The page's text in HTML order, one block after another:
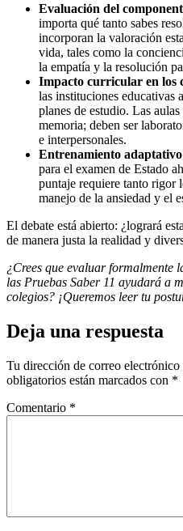
Evaluación del
importa qué tanto sabes
incorporan la valoración
vida, tales como la
la empatía y la resolución
Impacto curricular en los
las instituciones educativas
planes de estudio. Las
memoria; deben ser
e interpersonales.
Entrenamiento
para el examen de Estado
puntaje requiere tanto rigor
manejo de la ansiedad y el
El debate está abierto: ¿logrará
de manera justa la realidad y
¿Crees que evaluar formalmente
las Pruebas Saber 11 ayudará a
colegios? ¡Queremos leer tu
Deja una respuesta
Tu dirección de correo electrónico
obligatorios están marcados con *
Comentario *